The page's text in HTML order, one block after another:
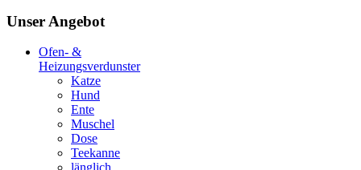
Unser Angebot
Ofen- &
Heizungsverdunster
Katze
Hund
Ente
Muschel
Dose
Teekanne